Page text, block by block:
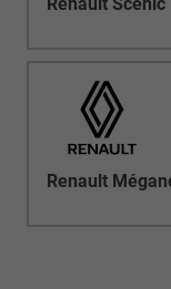
Renault